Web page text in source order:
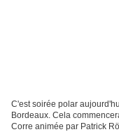
C'est soirée polar
Bordeaux. Cela
Corre animée par Patrick